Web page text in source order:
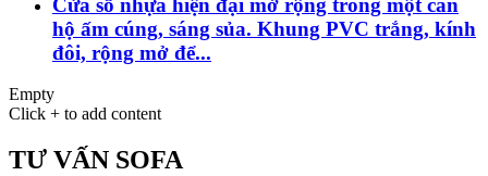
Cửa sổ nhựa hiện đại mở rộng trong một căn
hộ ấm cúng, sáng sủa. Khung PVC trắng, kính
đôi, rộng mở để...
Empty
Click + to add content
TƯ VẤN SOFA